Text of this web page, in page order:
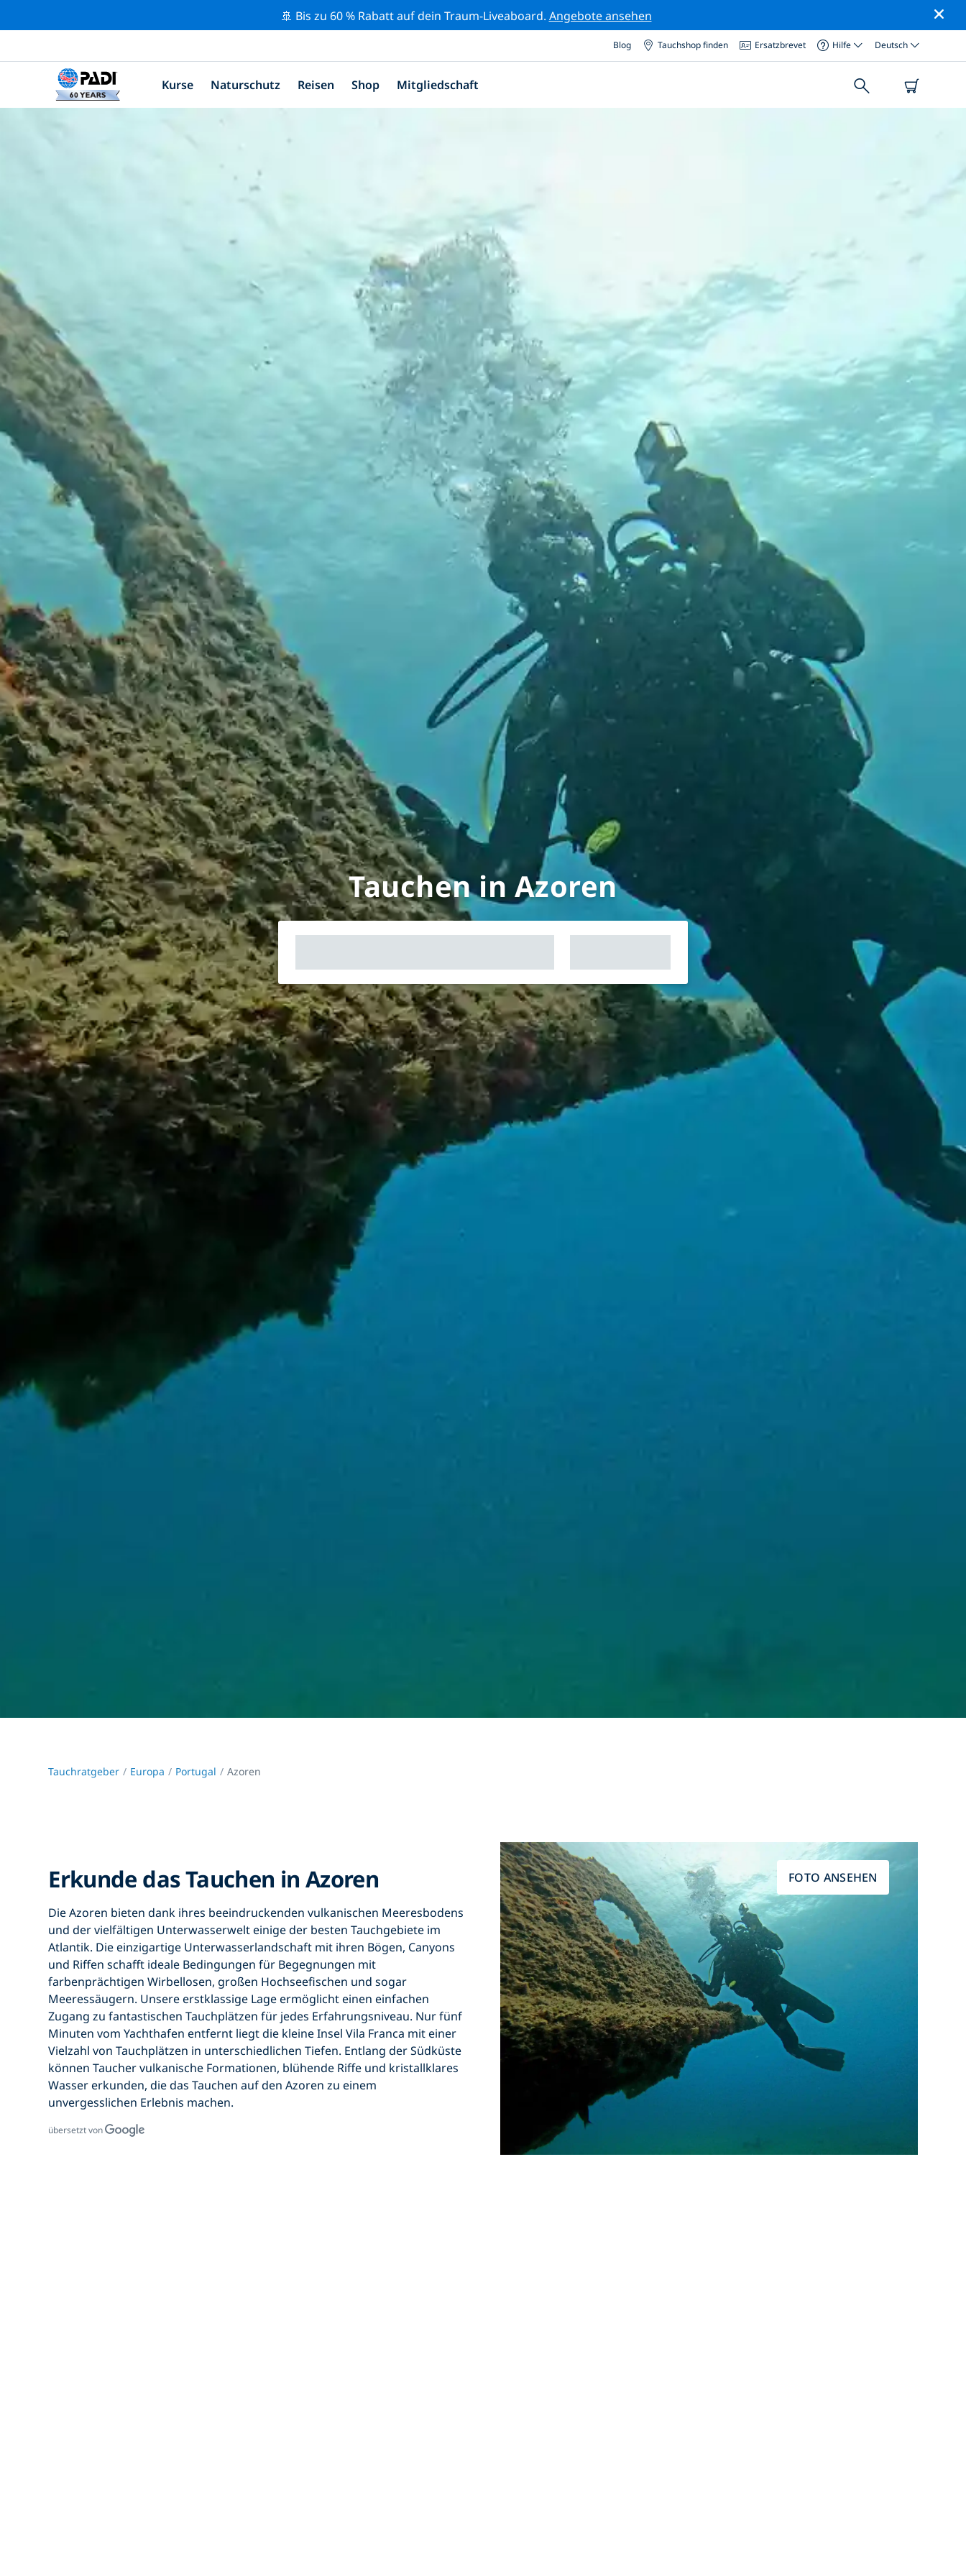
🚢 Bis zu 60 % Rabatt auf dein Traum-Liveaboard. Angebote ansehen
Blog Tauchshop finden Ersatzbrevet Hilfe Deutsch
Kurse Naturschutz Reisen Shop Mitgliedschaft
Tauchen in Azoren
Tauchratgeber Europa Portugal Azoren
Erkunde das Tauchen in Azoren
Die Azoren bieten dank ihres beeindruckenden vulkanischen Meeresbodens
und der vielfältigen Unterwasserwelt einige der besten Tauchgebiete im
Atlantik. Die einzigartige Unterwasserlandschaft mit ihren Bögen, Canyons
und Riffen schafft ideale Bedingungen für Begegnungen mit
farbenprächtigen Wirbellosen, großen Hochseefischen und sogar
Meeressäugern. Unsere erstklassige Lage ermöglicht einen einfachen
Zugang zu fantastischen Tauchplätzen für jedes Erfahrungsniveau. Nur fünf
Minuten vom Yachthafen entfernt liegt die kleine Insel Vila Franca mit einer
Vielzahl von Tauchplätzen in unterschiedlichen Tiefen. Entlang der Südküste
können Taucher vulkanische Formationen, blühende Riffe und kristallklares
Wasser erkunden, die das Tauchen auf den Azoren zu einem
unvergesslichen Erlebnis machen.
übersetzt von
FOTO ANSEHEN